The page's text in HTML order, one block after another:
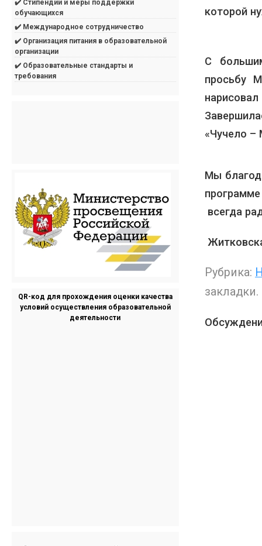
которой
С
просьбу
«Чучело –
Мы
всегда
Рубрика:
закладки.
✔️ Стипендии и меры поддержки
обучающихся
✔️ Международное сотрудничество
✔️ Организация питания в образовательной
организации
✔️ Образовательные стандарты и
требования
QR-код для прохождения оценки качества
условий осуществления образовательной
деятельности